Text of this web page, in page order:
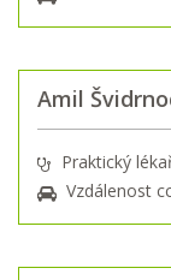
Amil
Praktický
Vzdálenost